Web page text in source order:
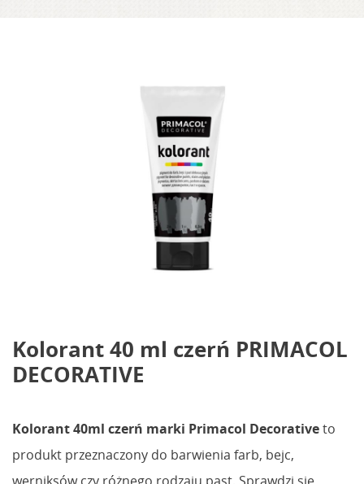
Kolorant 40 ml czerń PRIMACOL
DECORATIVE
Kolorant 40ml czerń marki Primacol Decorativeto
produkt przeznaczony do barwienia farb, bejc,